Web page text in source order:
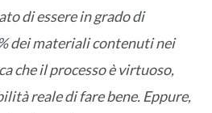
di essere in grado di
dei materiali contenuti nei
che il processo è virtuoso,
reale di fare bene. Eppure,